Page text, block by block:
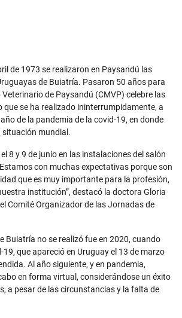
de 1973 se realizaron en Paysandú las
de Buiatría. Pasaron 50 años para
de Paysandú (CMVP) celebre las
que se ha realizado ininterrumpidamente, a
de la pandemia de la covid-19, en donde
situación mundial.
8 y 9 de junio en las instalaciones del salón
con muchas expectativas porque son
que es muy importante para la profesión,
institución”, destacó la doctora Gloria
Comité Organizador de las Jornadas de
Buiatría no se realizó fue en 2020, cuando
19, que apareció en Uruguay el 13 de marzo
Al año siguiente, y en pandemia,
en forma virtual, considerándose un éxito
a pesar de las circunstancias y la falta de